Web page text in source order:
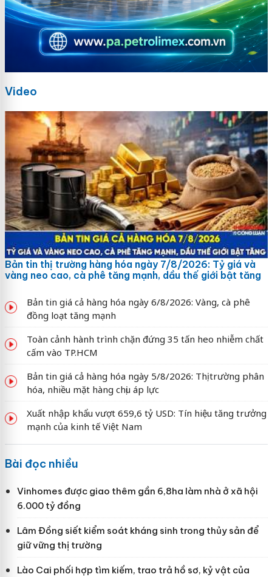
Video
Bản tin thị trường hàng hóa ngày 7/8/2026: Tỷ giá và
vàng neo cao, cà phê tăng mạnh, dầu thế giới bật tăng
Bản tin giá cả hàng hóa ngày 6/8/2026: Vàng, cà phê
đồng loạt tăng mạnh
Toàn cảnh hành trình chặn đứng 35 tấn heo nhiễm chất
cấm vào TP.HCM
Bản tin giá cả hàng hóa ngày 5/8/2026: Thị trường phân
hóa, nhiều mặt hàng chịu áp lực
Xuất nhập khẩu vượt 659,6 tỷ USD: Tín hiệu tăng trưởng
mạnh của kinh tế Việt Nam
Bài đọc nhiều
Vinhomes được giao thêm gần 6,8ha làm nhà ở xã hội
6.000 tỷ đồng
Lâm Đồng siết kiểm soát kháng sinh trong thủy sản để
giữ vững thị trường
Lào Cai phối hợp tìm kiếm, trao trả hồ sơ, kỷ vật của